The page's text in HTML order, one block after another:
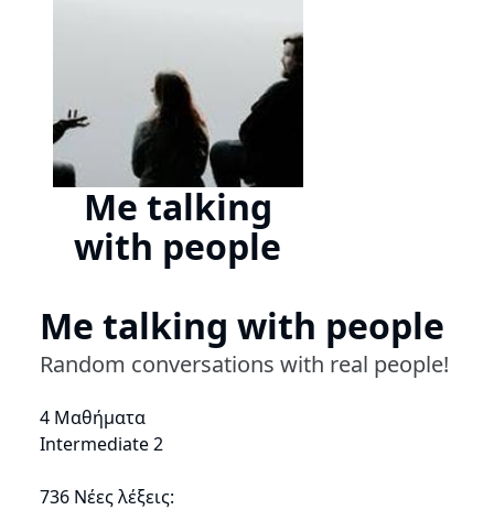
Me talking
with people
Me talking with people
Random conversations with real people!
4 Μαθήματα
Intermediate 2
736 Νέες λέξεις: